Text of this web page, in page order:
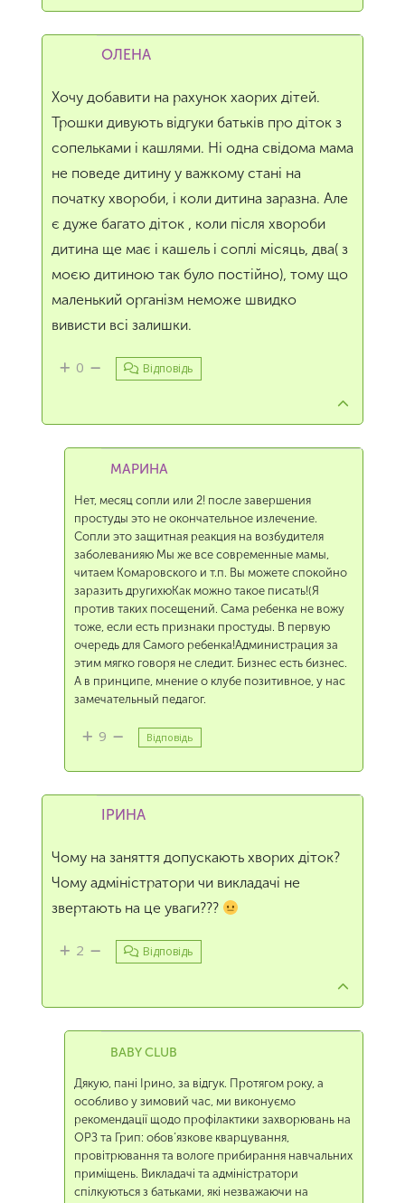
ОЛЕНА
Хочу добавити на рахунок хаорих дітей.
Трошки дивують відгуки батьків про діток з
сопельками і кашлями. Ні одна свідома мама
не поведе дитину у важкому стані на
початку хвороби, і коли дитина заразна. Але
є дуже багато діток , коли після хвороби
дитина ще має і кашель і соплі місяць, два( з
моєю дитиною так було постійно), тому що
маленький організм неможе швидко
вивисти всі залишки.
0 Відповідь
МАРИНА
Нет, месяц сопли или 2! после завершения
простуды это не окончательное излечение.
Сопли это защитная реакция на возбудителя
заболеванияю Мы же все современные мамы,
читаем Комаровского и т.п. Вы можете спокойно
заразить другихюКак можно такое писать!(Я
против таких посещений. Сама ребенка не вожу
тоже, если есть признаки простуды. В первую
очередь для Самого ребенка!Администрация за
этим мягко говоря не следит. Бизнес есть бизнес.
А в принципе, мнение о клубе позитивное, у нас
замечательный педагог.
9 Відповідь
ІРИНА
Чому на заняття допускають хворих діток?
Чому адміністратори чи викладачі не
звертають на це уваги???
2 Відповідь
BABY CLUB
Дякую, пані Ірино, за відгук. Протягом року, а
особливо у зимовий час, ми виконуємо
рекомендації щодо профілактики захворювань на
ОРЗ та Грип: обов’язкове кварцування,
провітрювання та вологе прибирання навчальних
приміщень. Викладачі та адміністратори
спілкуються з батьками, які незважаючи на